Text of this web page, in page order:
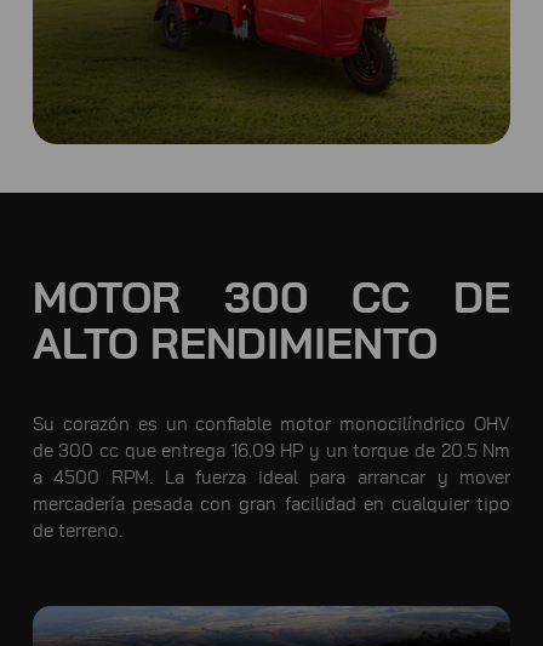
MOTOR 300 CC DE
ALTO RENDIMIENTO
Su corazón es un confiable motor monocilíndrico OHV
de 300 cc que entrega 16.09 HP y un torque de 20.5 Nm
a 4500 RPM. La fuerza ideal para arrancar y mover
mercadería pesada con gran facilidad en cualquier tipo
de terreno.